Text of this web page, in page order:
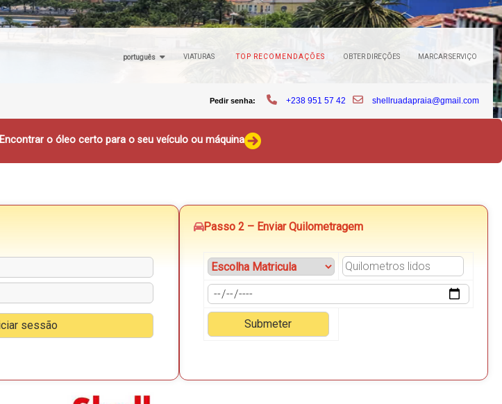
português VIATURAS TOP RECOMENDAÇÕES OBTER DIREÇÕES MARCAR SERVIÇO
Pedir senha: +238 951 57 42 shellruadapraia@gmail.com
Encontrar o óleo certo para o seu veículo ou máquina
Passo 2 – Enviar Quilometragem